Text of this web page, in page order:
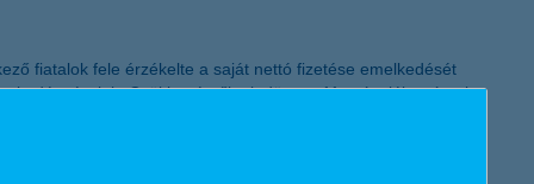
fiatalok fele érzékelte a saját nettó fizetése emelkedését
észlelt. Csökkenésről mindössze 11 százalék számolt
a fizetésemelkedést, azoknak a nettó bére átlagosan 36